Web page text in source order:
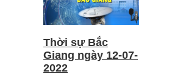
Thời sự Bắc
Giang ngày 12-07-
2022